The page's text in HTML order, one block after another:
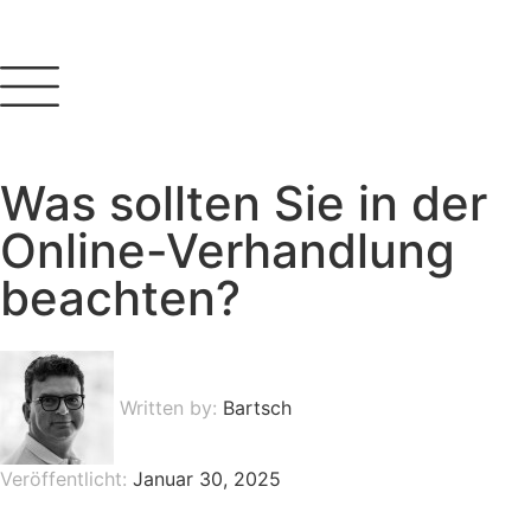
Was sollten Sie in der
Online-Verhandlung
beachten?
Written by: Bartsch
Veröffentlicht: Januar 30, 2025